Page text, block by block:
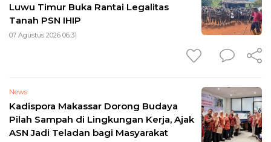
Luwu Timur Buka Rantai Legalitas
Tanah PSN IHIP
07 Agustus 2026 06:31
News
Kadispora Makassar Dorong Budaya
Pilah Sampah di Lingkungan Kerja, Ajak
ASN Jadi Teladan bagi Masyarakat